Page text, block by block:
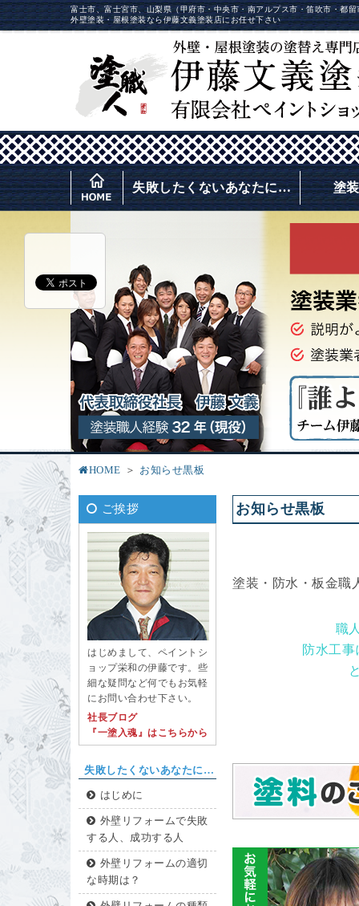
富士市、富士宮市、山梨県（甲府市・中央市・南アルプス市・笛吹市・都
外壁塗装・屋根塗装なら伊藤文義塗装店にお任せ下さい
失敗したくないあなたに… 塗
HOME お知らせ黒板
ご挨拶
はじめまして、ペイントシ
ョップ栄和の伊藤です。些
細な疑問など何でもお気軽
にお問い合わせ下さい。
社長ブログ
『一塗入魂』はこちらから
失敗したくないあなたに…
はじめに
外壁リフォームで失敗
する人、成功する人
外壁リフォームの適切
な時期は？
お知らせ黒板
塗装・防水・板金職
職
防水工